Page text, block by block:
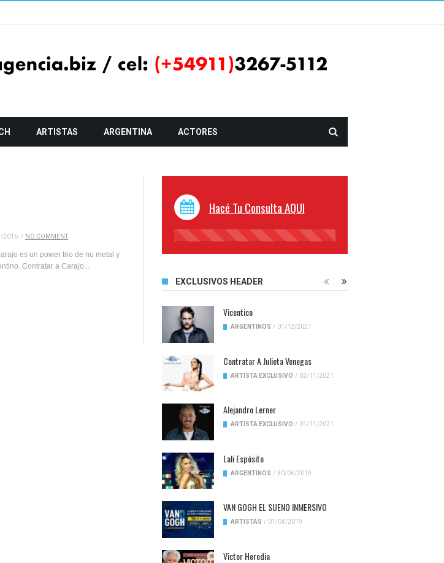
ARTISTAS ARGENTINA ACTORES
2016 / NO COMMENT
es un power trio de nu metal y
Contratar a Carajo...
Hacé Tu Consulta AQUI
45%
EXCLUSIVOS HEADER
Vicentico
ARGENTINOS / 01/12/2021
Contratar A Julieta Venegas
ARTISTA EXCLUSIVO / 02/11/2021
Alejandro Lerner
ARTISTA EXCLUSIVO / 01/11/2021
Lali Espósito
ARGENTINOS / 30/04/2019
VAN GOGH EL SUENO INMERSIVO
ARTISTAS / 01/04/2019
Victor Heredia